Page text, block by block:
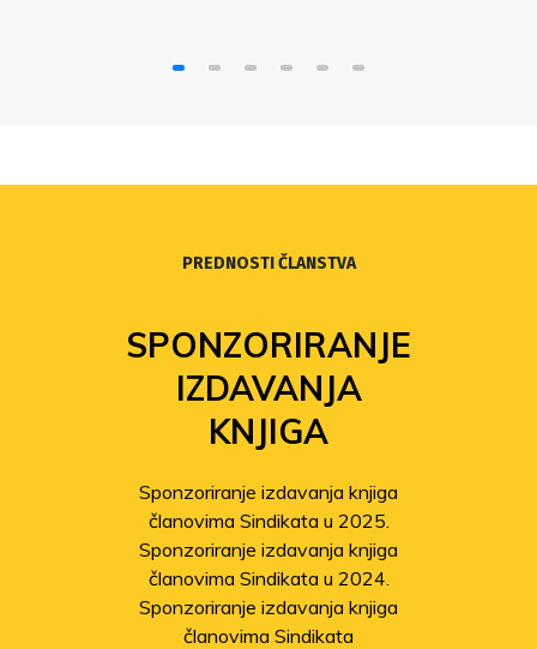
PREDNOSTI ČLANSTVA
SPONZORIRANJE
IZDAVANJA
KNJIGA
Sponzoriranje izdavanja knjiga
članovima Sindikata u 2025.
Sponzoriranje izdavanja knjiga
članovima Sindikata u 2024.
Sponzoriranje izdavanja knjiga
članovima Sindikata